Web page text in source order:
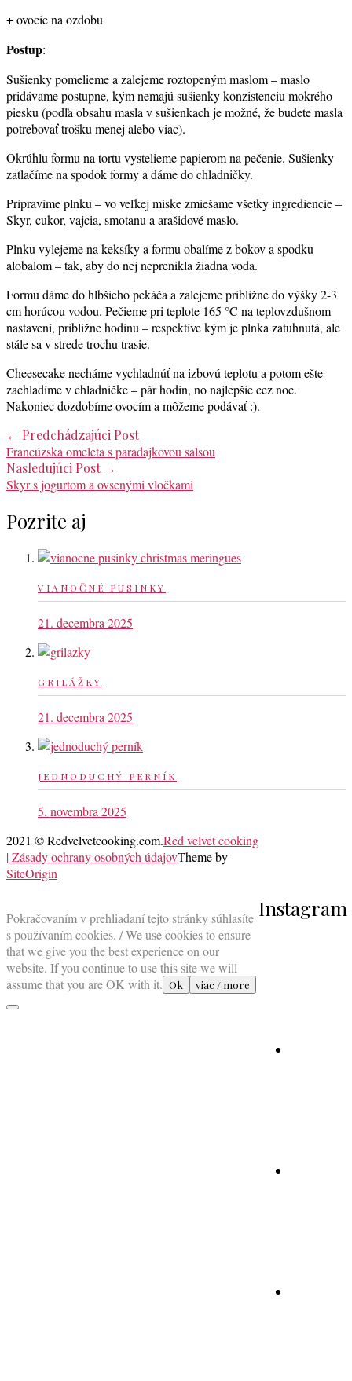
+ ovocie na ozdobu
Postup:
Sušienky pomelieme a zalejeme roztopeným maslom – maslo
pridávame postupne, kým nemajú sušienky konzistenciu mokrého
piesku (podľa obsahu masla v sušienkach je možné, že budete masla
potrebovať trošku menej alebo viac).
Okrúhlu formu na tortu vystelieme papierom na pečenie. Sušienky
zatlačíme na spodok formy a dáme do chladničky.
Pripravíme plnku – vo veľkej miske zmiešame všetky ingrediencie –
Skyr, cukor, vajcia, smotanu a arašidové maslo.
Plnku vylejeme na keksíky a formu obalíme z bokov a spodku
alobalom – tak, aby do nej neprenikla žiadna voda.
Formu dáme do hlbšieho pekáča a zalejeme približne do výšky 2-3
cm horúcou vodou. Pečieme pri teplote 165 °C na teplovzdušnom
nastavení, približne hodinu – respektíve kým je plnka zatuhnutá, ale
stále sa v strede trochu trasie.
Cheesecake necháme vychladnúť na izbovú teplotu a potom ešte
zachladíme v chladničke – pár hodín, no najlepšie cez noc.
Nakoniec dozdobíme ovocím a môžeme podávať :).
Post
navigation
← Predchádzajúci Post
Francúzska omeleta s paradajkovou salsou
Nasledujúci Post →
Skyr s jogurtom a ovsenými vločkami
Pozrite aj
VIANOČNÉ PUSINKY
21. decembra 2025
GRILÁŽKY
21. decembra 2025
JEDNODUCHÝ PERNÍK
5. novembra 2025
Instagram
2021 © Redvelvetcooking.com.Red velvet cooking
| Zásady ochrany osobných údajovTheme by
SiteOrigin
top
Pokračovaním v prehliadaní tejto stránky súhlasíte
s používaním cookies. / We use cookies to ensure
that we give you the best experience on our
website. If you continue to use this site we will
assume that you are OK with it. Ok viac / more